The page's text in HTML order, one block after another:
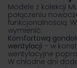
Modele z kolekcji
połączeniu
funkcjonalnością.
wymienić:
Komfortową
wentylacji – w
wentylacyjne
W chłodne dni